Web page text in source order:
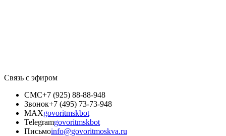
Связь с эфиром
СМС+7 (925) 88-88-948
Звонок+7 (495) 73-73-948
MAXgovoritmskbot
Telegramgovoritmskbot
Письмоinfo@govoritmoskva.ru